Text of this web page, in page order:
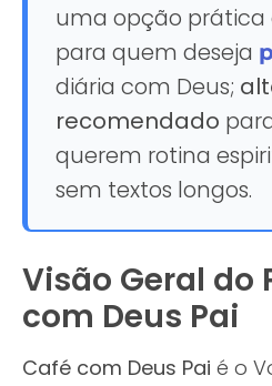
uma opção
para quem deseja
diária com Deus;
recomendado
querem rotina
sem textos longos.
Visão Geral do
com Deus Pai
Café com Deus Pai é o